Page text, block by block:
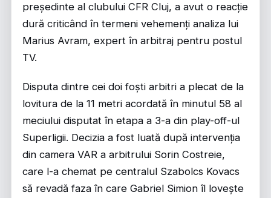
președinte al clubului CFR Cluj, a avut o reacție
dură criticând în termeni vehemenți analiza lui
Marius Avram, expert în arbitraj pentru postul
TV.
Disputa dintre cei doi foști arbitri a plecat de la
lovitura de la 11 metri acordată în minutul 58 al
meciului disputat în etapa a 3-a din play-off-ul
Superligii. Decizia a fost luată după intervenția
din camera VAR a arbitrului Sorin Costreie,
care l-a chemat pe centralul Szabolcs Kovacs
să revadă faza în care Gabriel Simion îl lovește